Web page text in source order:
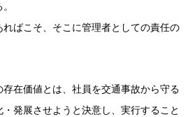
ればこそ、そこに管理者としての責任の
在価値とは、社員を交通事故から守る
発展させようと決意し、実行すること